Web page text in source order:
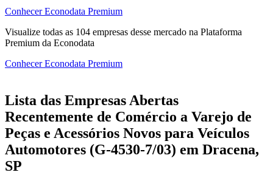
Conhecer Econodata Premium
Visualize todas as 104 empresas desse mercado na Plataforma
Premium da Econodata
Conhecer Econodata Premium
Lista das Empresas Abertas
Recentemente de Comércio a Varejo de
Peças e Acessórios Novos para Veículos
Automotores (G-4530-7/03) em Dracena,
SP